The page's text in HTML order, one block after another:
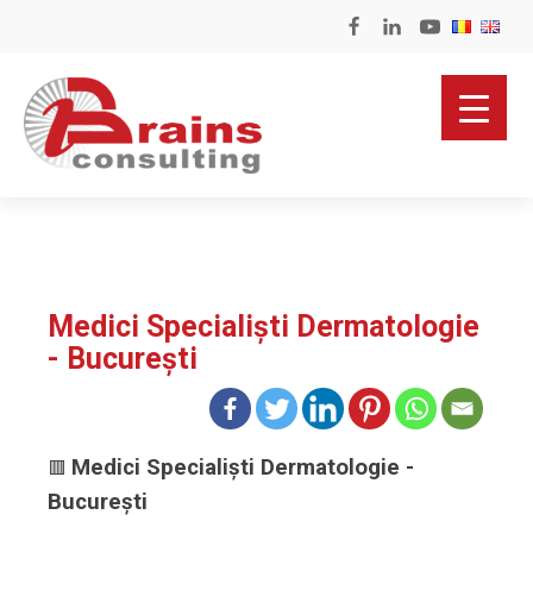
Medici Specialiști Dermatologie
- București
🟥 Medici Specialiști Dermatologie -
București